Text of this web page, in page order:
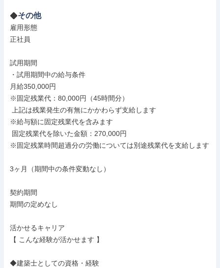
その他
雇用形態
正社員
試用期間
・試用期間中の給与条件
月給350,000円
※固定残業代：80,000円（45時間分）
※給与額に固定残業代を含みます
※固定残業時間超過分の労働については別途残業代を支給します
3ヶ月（期間中の条件変動なし）
契約期間
期間の定めなし
活かせるキャリア
【 こんな経験が活かせます 】
◆建築士としての資格・経験